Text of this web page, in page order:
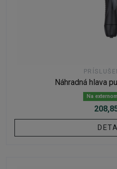
Náhradná hlava
Na